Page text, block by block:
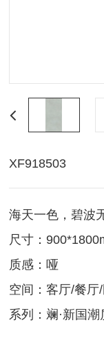
XF918503
海天一色，碧波
尺寸：
质感：哑
空间：客厅/餐厅
系列：斓·新国潮